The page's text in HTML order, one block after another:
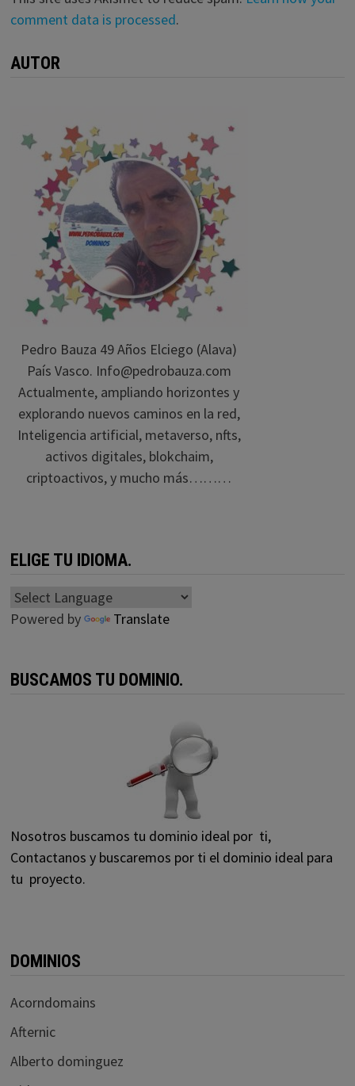
comment data is processed.
AUTOR
Pedro Bauza 49 Años Elciego (Alava)
País Vasco. Info@pedrobauza.com
Actualmente, ampliando horizontes y
explorando nuevos caminos en la red,
Inteligencia artificial, metaverso, nfts,
activos digitales, blokchaim,
criptoactivos, y mucho más………
ELIGE TU IDIOMA.
Powered by Translate
BUSCAMOS TU DOMINIO.
Nosotros buscamos tu dominio ideal por ti,
Contactanos y buscaremos por ti el dominio ideal para
tu proyecto.
DOMINIOS
Acorndomains
Afternic
Alberto dominguez